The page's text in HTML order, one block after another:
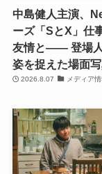
中島健人主演、
ーズ「SとX」仕
友情と―― 登場
姿を捉えた場面
2026.8.07 メディア